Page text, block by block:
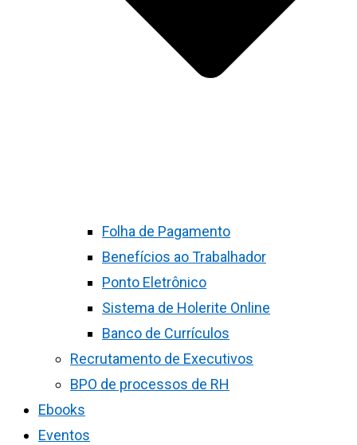
Folha de Pagamento
Benefícios ao Trabalhador
Ponto Eletrônico
Sistema de Holerite Online
Banco de Currículos
Recrutamento de Executivos
BPO de processos de RH
Ebooks
Eventos